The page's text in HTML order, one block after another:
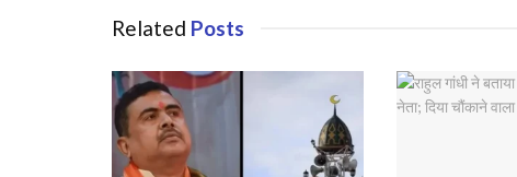
Related Posts